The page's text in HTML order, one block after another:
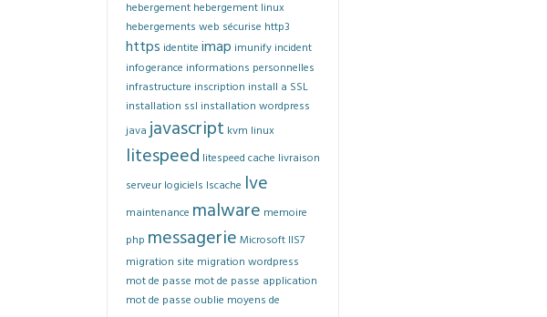
hebergement hebergement linux
hebergements web sécurise http3
https identite imap imunify incident
infogerance informations personnelles
infrastructure inscription install a SSL
installation ssl installation wordpress
java javascript kvm linux
litespeed litespeed cache livraison
serveur logiciels lscache lve
maintenance malware memoire
php messagerie Microsoft IIS7
migration site migration wordpress
mot de passe mot de passe application
mot de passe oublie moyens de